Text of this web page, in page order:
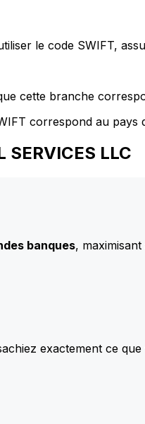
le code SWIFT,
cette branche
correspond au pays
LLC
banques,
exactement ce